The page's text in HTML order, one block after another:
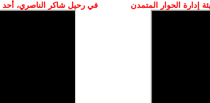
إدارة الحوار المتمدن في رحيل شاكر الناصري،